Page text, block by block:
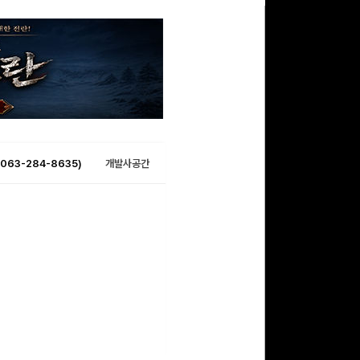
(063-284-8635) 개발사공간